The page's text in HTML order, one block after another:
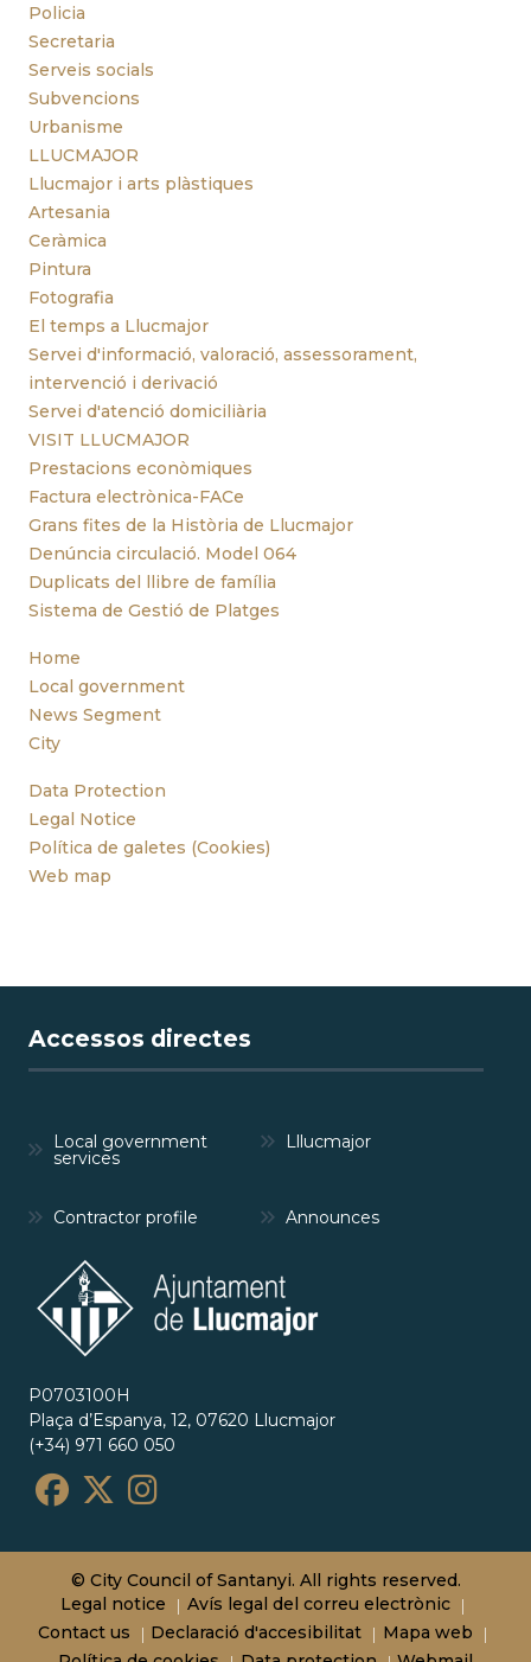
Policia
Secretaria
Serveis socials
Subvencions
Urbanisme
LLUCMAJOR
Llucmajor i arts plàstiques
Artesania
Ceràmica
Pintura
Fotografia
El temps a Llucmajor
Servei d'informació, valoració, assessorament,
intervenció i derivació
Servei d'atenció domiciliària
VISIT LLUCMAJOR
Prestacions econòmiques
Factura electrònica-FACe
Grans fites de la Història de Llucmajor
Denúncia circulació. Model 064
Duplicats del llibre de família
Sistema de Gestió de Platges
Home
Local government
News Segment
City
Data Protection
Legal Notice
Política de galetes (Cookies)
Web map
Accessos directes
Local government
services
Lllucmajor
Contractor profile Announces
P0703100H
Plaça d’Espanya, 12, 07620 Llucmajor
(+34) 971 660 050
© City Council of Santanyi. All rights reserved.
Legal notice
Avís legal del correu electrònic
Contact us
Declaració d'accesibilitat
Mapa web